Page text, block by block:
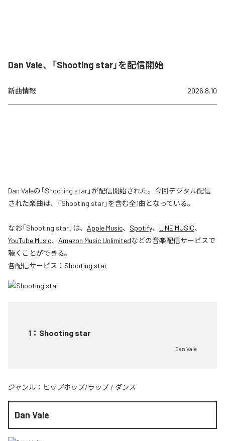
Dan Vale、「Shooting star」を配信開始
新曲情報 2026.8.10
Dan Valeの「Shooting star」が配信開始された。今回デジタル配信
された楽曲は、「Shooting star」を含む全1曲となっている。
なお「Shooting star」は、 Apple Music、 Spotify、 LINE MUSIC、
YouTube Music、 Amazon Music Unlimitedなどの音楽配信サービスで
聴くことができる。
各配信サービス： Shooting star
1 ： Shooting star
Dan Vale
ジャンル： ヒップホップ/ラップ / ダンス
Dan Vale